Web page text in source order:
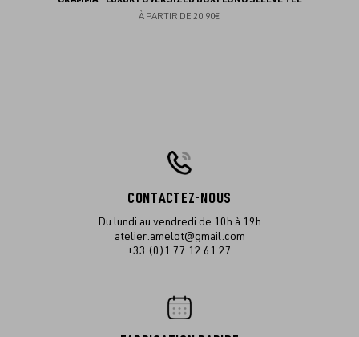
À PARTIR DE 20.90€
CONTACTEZ-NOUS
Du lundi au vendredi de 10h à 19h
atelier.amelot@gmail.com
+33 (0)1 77 12 61 27